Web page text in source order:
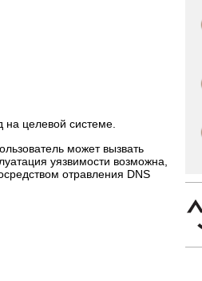
на целевой системе.
может вызвать
уязвимости возможна,
отравления DNS